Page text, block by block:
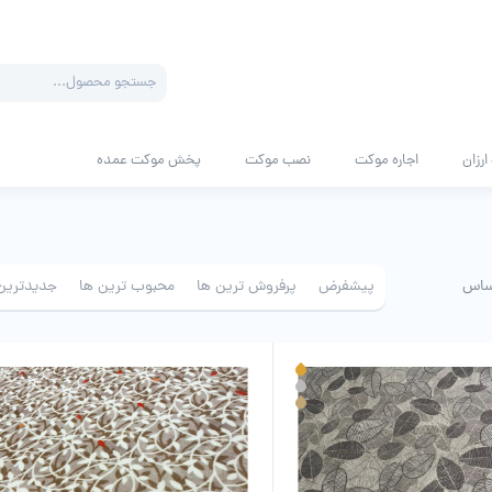
search
اجاره موکت نصب موکت پخش موکت عمده
پیشفرض پرفروش ترین ها محبوب ترین ها